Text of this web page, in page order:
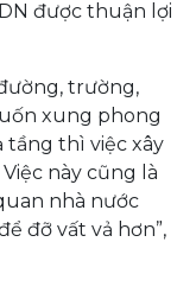
được thuận lợi
trường,
xung phong
thì việc xây
này cũng là
nhà nước
đỡ vất vả hơn”,